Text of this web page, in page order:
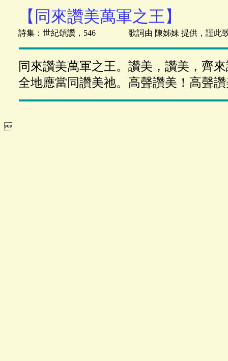
【同來讚美萬軍之王】
詩集：世紀頌讚，546 歌詞由 陳姊妹 提供，謹此
同來讚美萬軍之王。讚美，讚美，齊
全地應當同讚美祂。高聲讚美！高聲
